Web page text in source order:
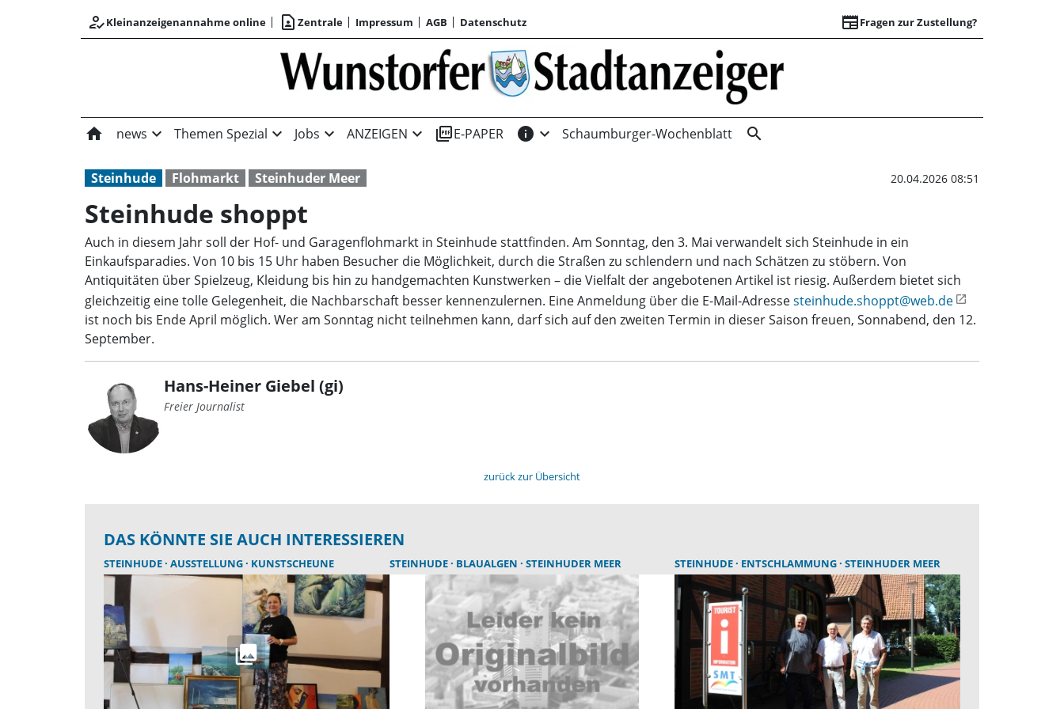
how_to_regKleinanzeigenannahme online contact_page Zentrale Impressum AGB Datenschutz newspaperFragen zur Zustellung?
Steinhude shoppt
home news expand_more Themen Spezial expand_more Jobs expand_more ANZEIGEN expand_more picture_as_pdfE-PAPER info expand_more Schaumburger-Wochenblatt search
Steinhude Flohmarkt Steinhuder Meer 20.04.2026 08:51
Steinhude shoppt
Auch in diesem Jahr soll der Hof- und Garagenflohmarkt in Steinhude stattfinden. Am Sonntag, den 3. Mai verwandelt sich Steinhude in ein
Einkaufsparadies. Von 10 bis 15 Uhr haben Besucher die Möglichkeit, durch die Straßen zu schlendern und nach Schätzen zu stöbern. Von
Antiquitäten über Spielzeug, Kleidung bis hin zu handgemachten Kunstwerken – die Vielfalt der angebotenen Artikel ist riesig. Außerdem bietet sich
gleichzeitig eine tolle Gelegenheit, die Nachbarschaft besser kennenzulernen. Eine Anmeldung über die E-Mail-Adressesteinhude.shoppt@web.de
ist noch bis Ende April möglich. Wer am Sonntag nicht teilnehmen kann, darf sich auf den zweiten Termin in dieser Saison freuen, Sonnabend, den 12.
September.
Hans-Heiner Giebel (gi)
Freier Journalist
zurück zur Übersicht
DAS KÖNNTE SIE AUCH INTERESSIEREN
STEINHUDE AUSSTELLUNG KUNSTSCHEUNE STEINHUDE BLAUALGEN STEINHUDER MEER STEINHUDE ENTSCHLAMMUNG STEINHUDER MEER